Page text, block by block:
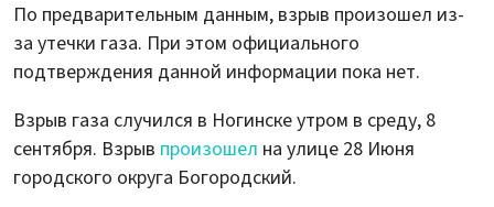
По предварительным данным, взрыв произошел из-
за утечки газа. При этом официального
подтверждения данной информации пока нет.
Взрыв газа случился в Ногинске утром в среду, 8
сентября. Взрыв произошел на улице 28 Июня
городского округа Богородский.